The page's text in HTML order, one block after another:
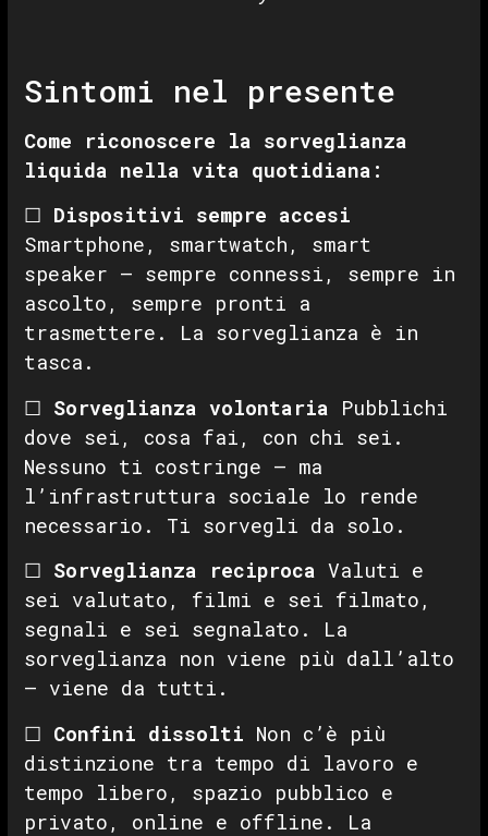
Sintomi nel presente
Come riconoscere la sorveglianza
liquida nella vita quotidiana:
☐ Dispositivi sempre accesi
Smartphone, smartwatch, smart
speaker — sempre connessi, sempre in
ascolto, sempre pronti a
trasmettere. La sorveglianza è in
tasca.
☐ Sorveglianza volontaria Pubblichi
dove sei, cosa fai, con chi sei.
Nessuno ti costringe — ma
l’infrastruttura sociale lo rende
necessario. Ti sorvegli da solo.
☐ Sorveglianza reciproca Valuti e
sei valutato, filmi e sei filmato,
segnali e sei segnalato. La
sorveglianza non viene più dall’alto
— viene da tutti.
☐ Confini dissolti Non c’è più
distinzione tra tempo di lavoro e
tempo libero, spazio pubblico e
privato, online e offline. La